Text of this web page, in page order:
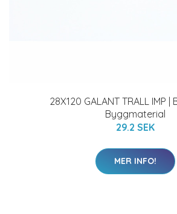
28X120 GALANT TRALL IMP
Byggmaterial
29.2 SEK
MER INFO!